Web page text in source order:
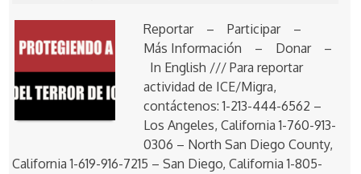
Reportar – Participar –
Más Información – Donar –
In English /// Para reportar
actividad de ICE/Migra,
contáctenos: 1-213-444-6562 –
Los Angeles, California 1-760-913-
0306 – North San Diego County,
California 1-619-916-7215 – San Diego, California 1-805-